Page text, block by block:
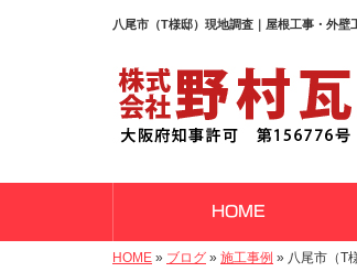
八尾市（T様邸）現地調査｜屋根工事・外壁
HOME
HOME » ブログ » 施工事例 » 八尾市（T